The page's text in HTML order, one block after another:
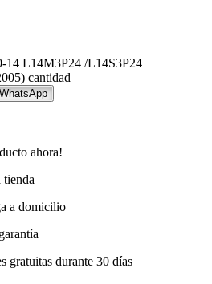
L14M3P24 /L14S3P24
cantidad
ahora!
tienda
a domicilio
gratuitas durante 30 días